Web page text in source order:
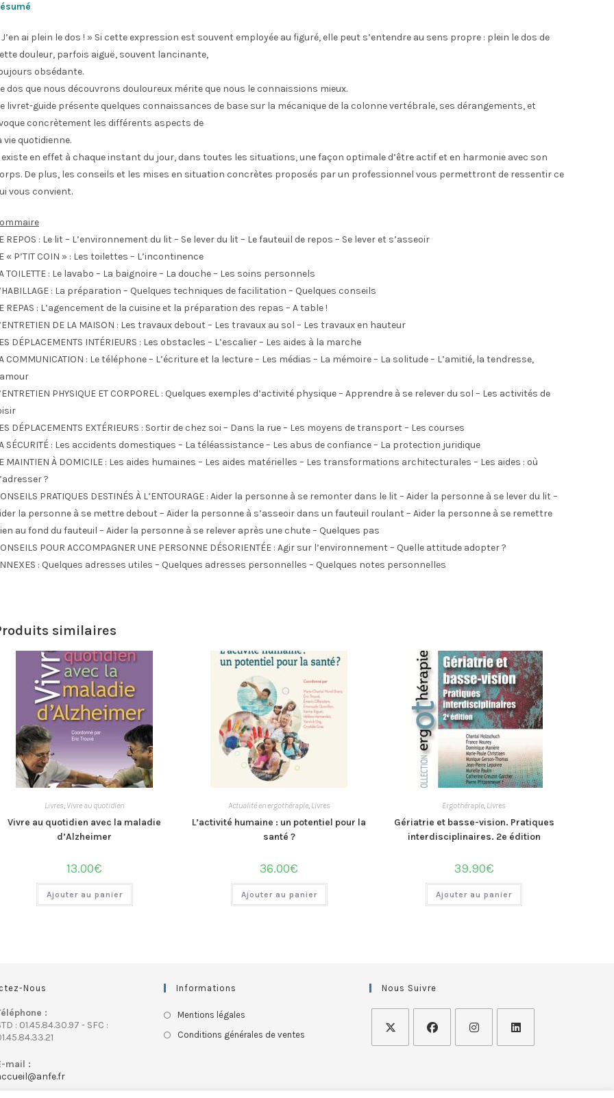
J’en ai plein le dos ! » Si cette expression est souvent employée au figuré, elle peut s’entendre au sens propre : plein le dos de
douleur, parfois aiguë, souvent lancinante,
obsédante.
dos que nous découvrons douloureux mérite que nous le connaissions mieux.
livret-guide présente quelques connaissances de base sur la mécanique de la colonne vertébrale, ses dérangements, et
concrètement les différents aspects de
vie quotidienne.
existe en effet à chaque instant du jour, dans toutes les situations, une façon optimale d’être actif et en harmonie avec son
De plus, les conseils et les mises en situation concrètes proposés par un professionnel vous permettront de ressentir ce
vous convient.
REPOS : Le lit – L’environnement du lit – Se lever du lit – Le fauteuil de repos – Se lever et s’asseoir
« P’TIT COIN » : Les toilettes – L’incontinence
TOILETTE : Le lavabo – La baignoire – La douche – Les soins personnels
: La préparation – Quelques techniques de facilitation – Quelques conseils
REPAS : L’agencement de la cuisine et la préparation des repas – A table !
DE LA MAISON : Les travaux debout – Les travaux au sol – Les travaux en hauteur
DÉPLACEMENTS INTÉRIEURS : Les obstacles – L’escalier – Les aides à la marche
COMMUNICATION : Le téléphone – L’écriture et la lecture – Les médias – La mémoire – La solitude – L’amitié, la tendresse,
PHYSIQUE ET CORPOREL : Quelques exemples d’activité physique – Apprendre à se relever du sol – Les activités de
DÉPLACEMENTS EXTÉRIEURS : Sortir de chez soi – Dans la rue – Les moyens de transport – Les courses
SÉCURITÉ : Les accidents domestiques – La téléassistance – Les abus de confiance – La protection juridique
MAINTIEN À DOMICILE : Les aides humaines – Les aides matérielles – Les transformations architecturales – Les aides : où
?
PRATIQUES DESTINÉS À L’ENTOURAGE : Aider la personne à se remonter dans le lit – Aider la personne à se lever du lit –
la personne à se mettre debout – Aider la personne à s’asseoir dans un fauteuil roulant – Aider la personne à se remettre
au fond du fauteuil – Aider la personne à se relever après une chute – Quelques pas
POUR ACCOMPAGNER UNE PERSONNE DÉSORIENTÉE : Agir sur l’environnement – Quelle attitude adopter ?
: Quelques adresses utiles – Quelques adresses personnelles – Quelques notes personnelles
similaires
Livres, Vivre au quotidien
Vivre au quotidien avec la maladie
d’Alzheimer
13.00€
Ajouter au panier
Actualité en ergothérapie, Livres
L’activité humaine : un potentiel pour la
santé ?
36.00€
Ajouter au panier
Ergothérapie, Livres
Gériatrie et basse-vision. Pratiques
interdisciplinaires. 2e édition
39.90€
Ajouter au panier
Nous
:
: 01.45.84.30.97 - SFC :
mail :
Informations
Mentions légales
Conditions générales de ventes
Nous Suivre